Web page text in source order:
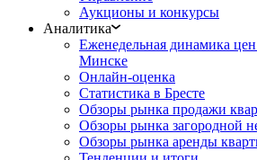
Аукционы и конкурсы
Аналитика
Еженедельная динамика
Минске
Онлайн-оценка
Статистика в Бресте
Обзоры рынка продажи
Обзоры рынка загородной
Обзоры рынка аренды